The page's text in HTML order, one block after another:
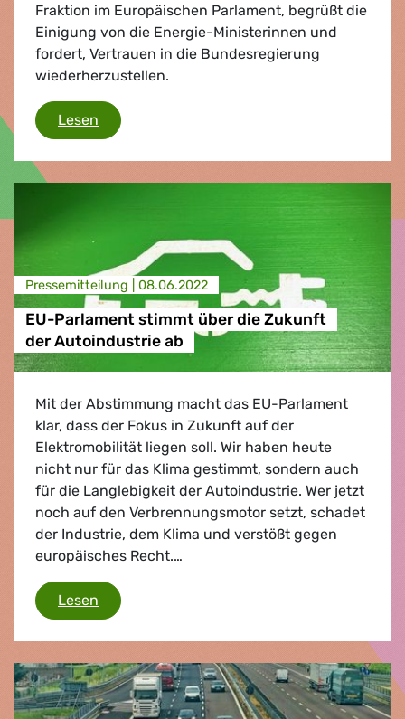
Fraktion im Europäischen Parlament, begrüßt die
Einigung von die Energie-Ministerinnen und
fordert, Vertrauen in die Bundesregierung
wiederherzustellen.
Lesen Vertrauen in die deutsche
Presse­mitteilung | 08.06.2022
EU-Parlament stimmt über die Zukunft
der Autoindustrie ab
Mit der Abstimmung macht das EU-Parlament
klar, dass der Fokus in Zukunft auf der
Elektromobilität liegen soll. Wir haben heute
nicht nur für das Klima gestimmt, sondern auch
für die Langlebigkeit der Autoindustrie. Wer jetzt
noch auf den Verbrennungsmotor setzt, schadet
der Industrie, dem Klima und verstößt gegen
europäisches Recht.…
Lesen EU-Parlament stimmt über die Zukunft der